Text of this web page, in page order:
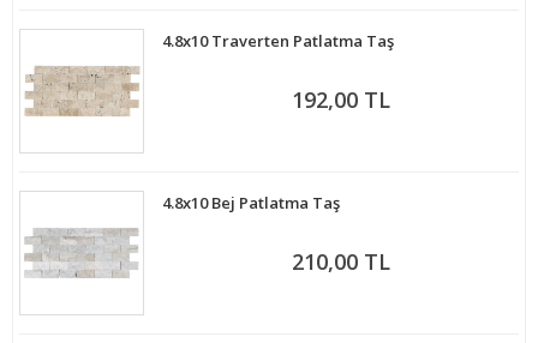
4.8x10 Traverten Patlatma Taş
192,00 TL
4.8x10 Bej Patlatma Taş
210,00 TL